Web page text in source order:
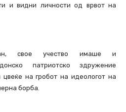
и видни личности од врвот на
свое учество имаше и
патриотско здружение
цвеќе на гробот на идеологот на
борба.